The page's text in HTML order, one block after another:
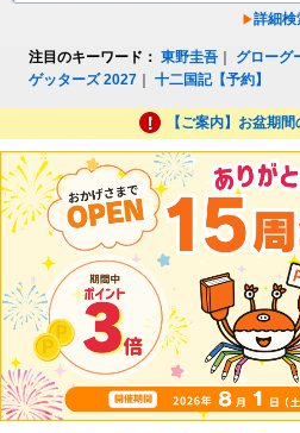
詳細検
注目のキーワード： 東野圭吾 グローグ
ゲッターズ 2027 ｜十二国記【予約】
【ご案内】お盆期